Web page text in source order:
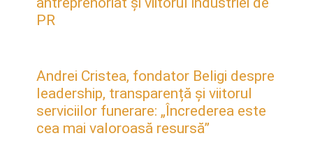
PR
Andrei Cristea, fondator Beligi despre
leadership, transparență și viitorul
serviciilor funerare: „Încrederea este
cea mai valoroasă resursă”